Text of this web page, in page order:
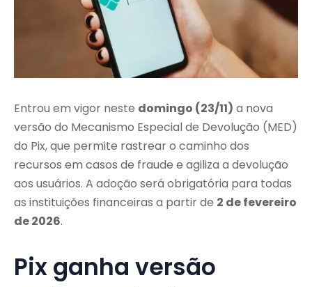
Entrou em vigor neste domingo (23/11) a nova
versão do Mecanismo Especial de Devolução (MED)
do Pix, que permite rastrear o caminho dos
recursos em casos de fraude e agiliza a devolução
aos usuários. A adoção será obrigatória para todas
as instituições financeiras a partir de 2 de fevereiro
de 2026.
Pix ganha versão